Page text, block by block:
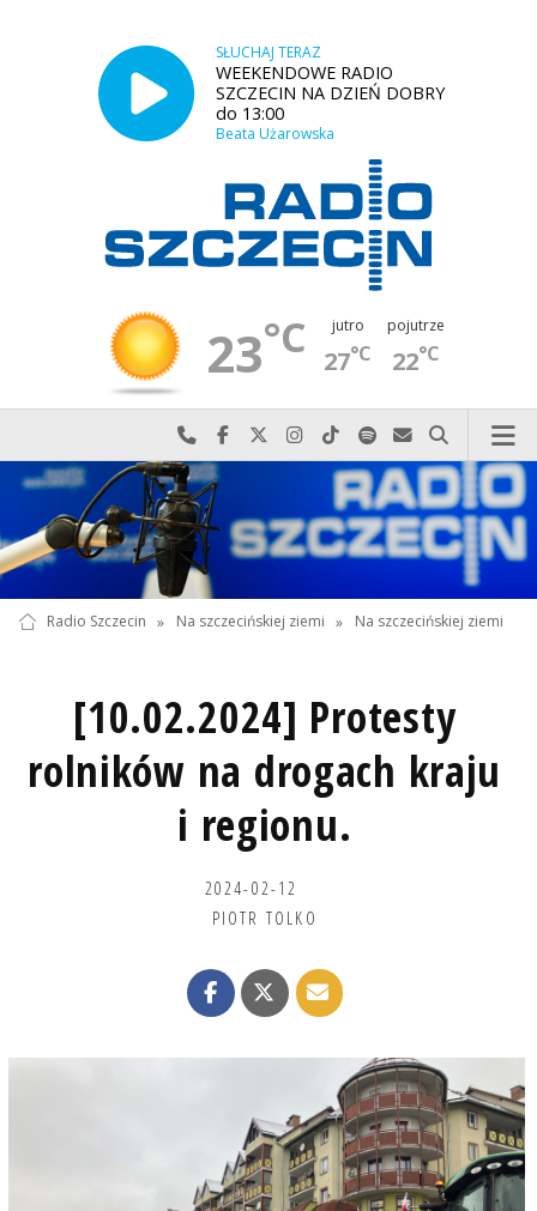
SŁUCHAJ TERAZ
WEEKENDOWE RADIO
SZCZECIN NA DZIEŃ DOBRY
do 13:00
Beata Użarowska
23°C jutro
27°C
pojutrze
22°C
Najlepiej po prostu do nas zadzwoń
Odwiedź nas na Facebook-u
Odwiedź nas na X
Odwiedź nas na Instagram-ie
Odwiedź nas na TikTok-u
Szukaj nas na Spotify
Wyślij do nas
Szukaj
Radio Szczecin » Na szczecińskiej ziemi » Na szczecińskiej ziemi
[10.02.2024] Protesty
rolników na drogach kraju
i regionu.
2024-02-12
PIOTR TOLKO